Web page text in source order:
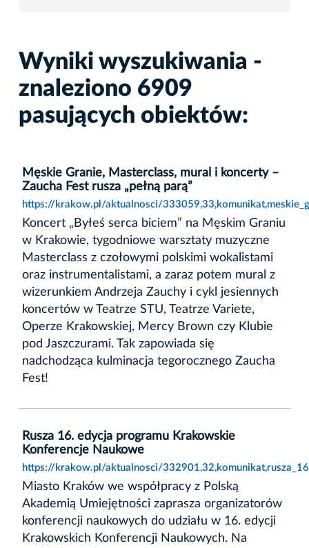
Wyniki wyszukiwania -
znaleziono 6909
pasujących obiektów:
Męskie Granie, Masterclass, mural i koncerty –
Zaucha Fest rusza „pełną parą”
https://krakow.pl/aktualnosci/
Koncert „Byłeś serca biciem” na Męskim Graniu
w Krakowie, tygodniowe warsztaty muzyczne
Masterclass z czołowymi polskimi wokalistami
oraz instrumentalistami, a zaraz potem mural z
wizerunkiem Andrzeja Zauchy i cykl jesiennych
koncertów w Teatrze STU, Teatrze Variete,
Operze Krakowskiej, Mercy Brown czy Klubie
pod Jaszczurami. Tak zapowiada się
nadchodząca kulminacja tegorocznego Zaucha
Fest!
Rusza 16. edycja programu Krakowskie
Konferencje Naukowe
https://krakow.pl/aktualnosci/
Miasto Kraków we współpracy z Polską
Akademią Umiejętności zaprasza organizatorów
konferencji naukowych do udziału w 16. edycji
Krakowskich Konferencji Naukowych. Na